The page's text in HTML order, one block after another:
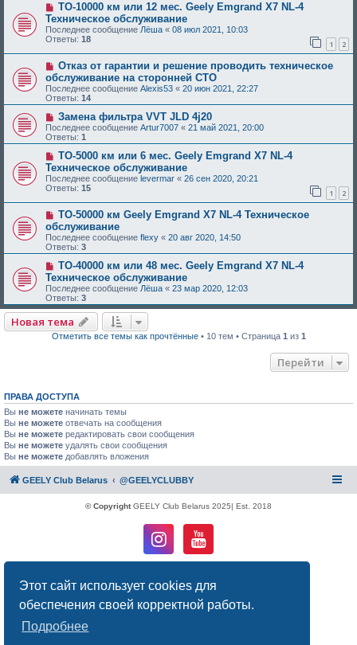
Этот сайт использует cookies для
обеспечения своей корректной работы.
Подробнее
ТО-10000 км или 12 мес. Geely Emgrand X7 NL-4
Техническое обслуживание
Последнее сообщение Лёша « 08 июл 2021, 10:03
Ответы: 18 1 2
Отказ от гарантии и решение проводить техническое
обслуживание на сторонней СТО
Последнее сообщение Alexis53 « 20 июн 2021, 22:27
Ответы: 14
Замена фильтра VVT JLD 4j20
Последнее сообщение Artur7007 « 21 май 2021, 20:00
Ответы: 1
ТО-5000 км или 6 мес. Geely Emgrand X7 NL-4
Техническое обслуживание
Последнее сообщение levermar « 26 сен 2020, 20:21
Ответы: 15 1 2
ТО-50000 км Geely Emgrand X7 NL-4 Техническое
обслуживание
Последнее сообщение flexy « 20 авг 2020, 14:50
Ответы: 3
ТО-40000 км или 48 мес. Geely Emgrand X7 NL-4
Техническое обслуживание
Последнее сообщение Лёша « 23 мар 2020, 12:03
Ответы: 3
Новая тема
Отметить все темы как прочтённые• 10 тем • Страница 1 из 1
Перейти
ПРАВА ДОСТУПА
Вы не можете начинать темы
Вы не можете отвечать на сообщения
Вы не можете редактировать свои сообщения
Вы не можете удалять свои сообщения
Вы не можете добавлять вложения
GEELY Club Belarus @GEELYCLUBBY
© CopyrightGEELY Club Belarus 2025| Est. 2018
Русская поддержка phpBB
Конфиденциальность |